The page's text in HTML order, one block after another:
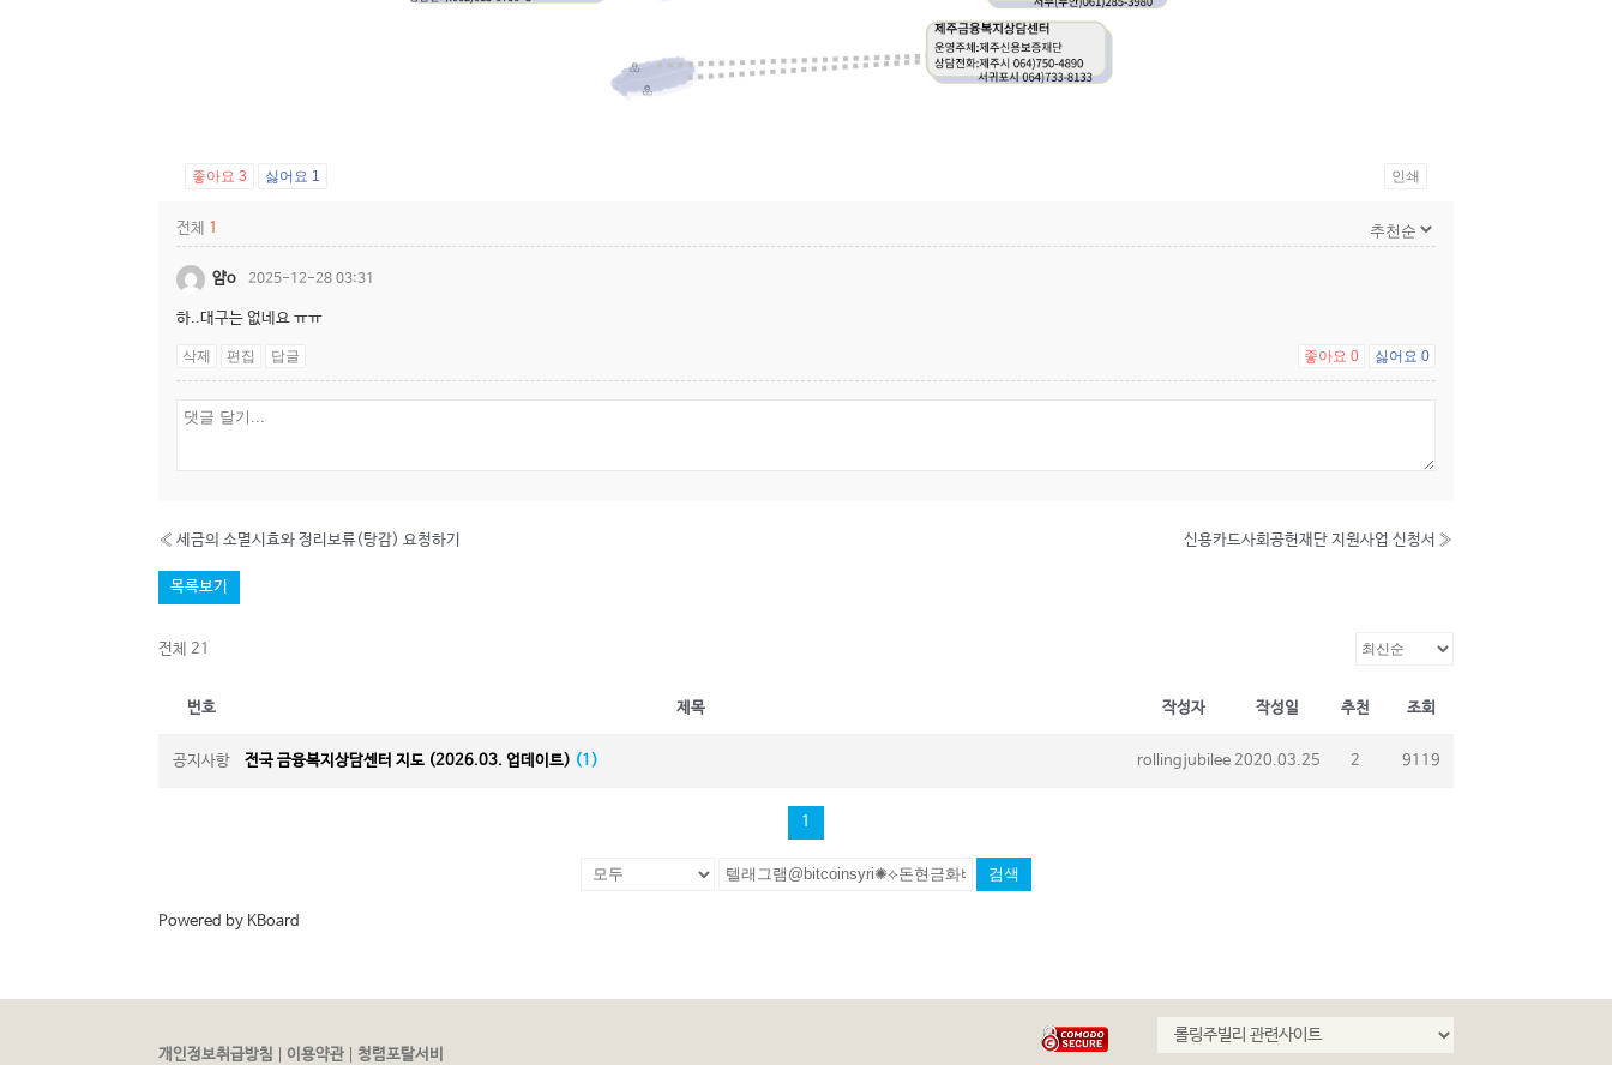
좋아요 3 싫어요 1 인쇄
전체 1
얌o 2025-12-28 03:31
하..대구는 없네요 ㅠㅠ
삭제 편집 답글 좋아요 0 싫어요 0
« 세금의 소멸시효와 정리보류(탕감) 요청하기 신용카드사회공헌재단 지원사업 신청서 »
목록보기
전체 21
번호 제목 작성자 작성일 추천 조회
공지사항 전국 금융복지상담센터 지도 (2026.03. 업데이트) (1) rollingjubilee 2020.03.25 2 9119
1
검색
Powered by KBoard
개인정보취급방침 이용약관 청렴포탈서비